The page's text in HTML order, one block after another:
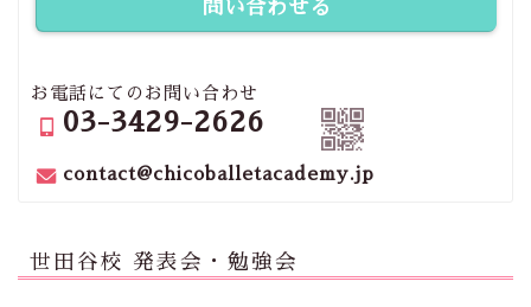
問い合わせる
お電話にてのお問い合わせ
03-3429-2626
contact@chicoballetacademy.jp
世田谷校 発表会・勉強会